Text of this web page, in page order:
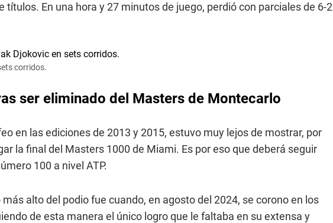
En una hora y 27 minutos de juego, perdió con parciales de 6-2
corridos.
ser eliminado del Masters de Montecarlo
en las ediciones de 2013 y 2015, estuvo muy lejos de mostrar, por
la final del Masters 1000 de Miami. Es por eso que deberá seguir
100 a nivel ATP.
alto del podio fue cuando, en agosto del 2024, se corono en los
de esta manera el único logro que le faltaba en su extensa y